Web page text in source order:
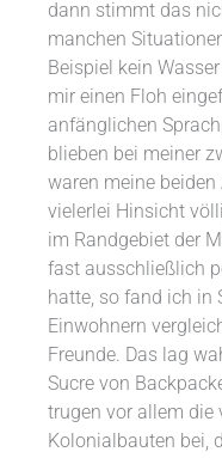
dann stimmt das
manchen
Beispiel kein
mir einen Floh
anfänglichen
blieben bei meiner
waren meine
vielerlei Hinsicht
im Randgebiet der
fast ausschließlich
hatte, so fand ich in
Einwohnern
Freunde. Das lag
Sucre von
trugen vor allem die
Kolonialbauten bei,